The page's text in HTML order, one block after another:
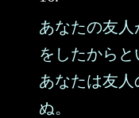
あなたの友人
をしたからと
あなたは友
ぬ。